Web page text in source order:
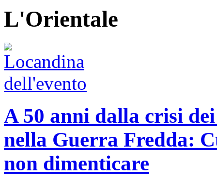
L'Orientale
A 50 anni dalla crisi
nella Guerra Fredda:
non dimenticare